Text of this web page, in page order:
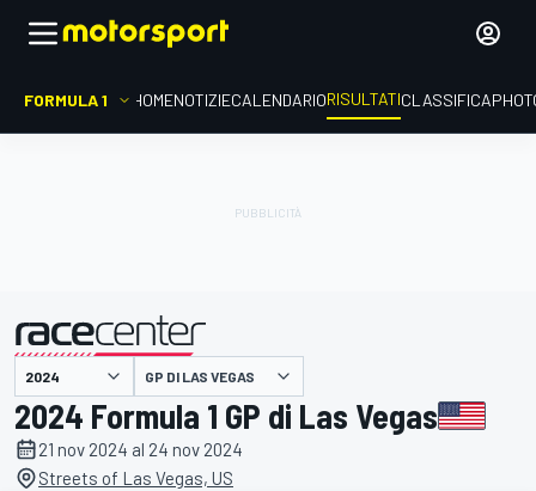
FORMULA 1 HOMENOTIZIECALENDARIORISULTATICLASSIFICA
presentato da GP DI LAS VEGAS
2024 Formula 1 GP di Las Vegas
21 nov 2024 al 24 nov 2024
Streets of Las Vegas, US